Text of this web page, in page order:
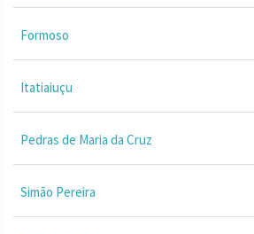
Formoso
Itatiaiuçu
Pedras de Maria da Cruz
Simão Pereira